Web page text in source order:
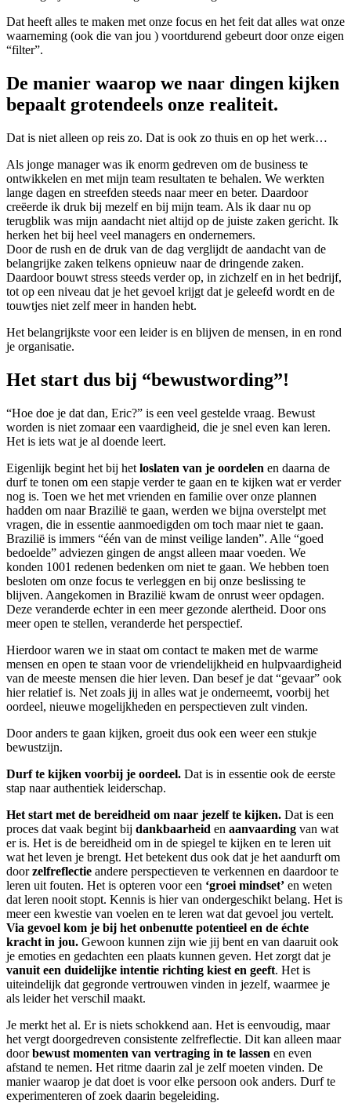
Dat heeft alles te maken met onze focus en het feit dat alles wat onze
waarneming (ook die van jou ) voortdurend gebeurt door onze eigen
“filter”.
De manier waarop we naar dingen kijken
bepaalt grotendeels onze realiteit.
Dat is niet alleen op reis zo. Dat is ook zo thuis en op het werk…
Als jonge manager was ik enorm gedreven om de business te
ontwikkelen en met mijn team resultaten te behalen. We werkten
lange dagen en streefden steeds naar meer en beter. Daardoor
creëerde ik druk bij mezelf en bij mijn team. Als ik daar nu op
terugblik was mijn aandacht niet altijd op de juiste zaken gericht. Ik
herken het bij heel veel managers en ondernemers.
Door de rush en de druk van de dag verglijdt de aandacht van de
belangrijke zaken telkens opnieuw naar de dringende zaken.
Daardoor bouwt stress steeds verder op, in zichzelf en in het bedrijf,
tot op een niveau dat je het gevoel krijgt dat je geleefd wordt en de
touwtjes niet zelf meer in handen hebt.
Het belangrijkste voor een leider is en blijven de mensen, in en rond
je organisatie.
Het start dus bij “bewustwording”!
“Hoe doe je dat dan, Eric?” is een veel gestelde vraag. Bewust
worden is niet zomaar een vaardigheid, die je snel even kan leren.
Het is iets wat je al doende leert.
Eigenlijk begint het bij het loslaten van je oordelen en daarna de
durf te tonen om een stapje verder te gaan en te kijken wat er verder
nog is. Toen we het met vrienden en familie over onze plannen
hadden om naar Brazilië te gaan, werden we bijna overstelpt met
vragen, die in essentie aanmoedigden om toch maar niet te gaan.
Brazilië is immers “één van de minst veilige landen”. Alle “goed
bedoelde” adviezen gingen de angst alleen maar voeden. We
konden 1001 redenen bedenken om niet te gaan. We hebben toen
besloten om onze focus te verleggen en bij onze beslissing te
blijven. Aangekomen in Brazilië kwam de onrust weer opdagen.
Deze veranderde echter in een meer gezonde alertheid. Door ons
meer open te stellen, veranderde het perspectief.
Hierdoor waren we in staat om contact te maken met de warme
mensen en open te staan voor de vriendelijkheid en hulpvaardigheid
van de meeste mensen die hier leven. Dan besef je dat “gevaar” ook
hier relatief is. Net zoals jij in alles wat je onderneemt, voorbij het
oordeel, nieuwe mogelijkheden en perspectieven zult vinden.
Door anders te gaan kijken, groeit dus ook een weer een stukje
bewustzijn.
Durf te kijken voorbij je oordeel. Dat is in essentie ook de eerste
stap naar authentiek leiderschap.
Het start met de bereidheid om naar jezelf te kijken. Dat is een
proces dat vaak begint bij dankbaarheid en aanvaarding van wat
er is. Het is de bereidheid om in de spiegel te kijken en te leren uit
wat het leven je brengt. Het betekent dus ook dat je het aandurft om
doorzelfreflectie andere perspectieven te verkennen en daardoor te
leren uit fouten. Het is opteren voor een ‘groei mindset’ en weten
dat leren nooit stopt. Kennis is hier van ondergeschikt belang. Het is
meer een kwestie van voelen en te leren wat dat gevoel jou vertelt.
Via gevoel kom je bij het onbenutte potentieel en de échte
kracht in jou. Gewoon kunnen zijn wie jij bent en van daaruit ook
je emoties en gedachten een plaats kunnen geven. Het zorgt dat je
vanuit een duidelijke intentie richting kiest en geeft. Het is
uiteindelijk dat gegronde vertrouwen vinden in jezelf, waarmee je
als leider het verschil maakt.
Je merkt het al. Er is niets schokkend aan. Het is eenvoudig, maar
het vergt doorgedreven consistente zelfreflectie. Dit kan alleen maar
doorbewust momenten van vertraging in te lassen en even
afstand te nemen. Het ritme daarin zal je zelf moeten vinden. De
manier waarop je dat doet is voor elke persoon ook anders. Durf te
experimenteren of zoek daarin begeleiding.